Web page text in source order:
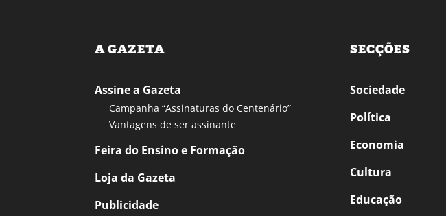
A GAZETA
Assine a Gazeta
Campanha “Assinaturas do Centenário”
Vantagens de ser assinante
Feira do Ensino e Formação
Loja da Gazeta
Publicidade
SECÇÕES
Sociedade
Política
Economia
Cultura
Educação